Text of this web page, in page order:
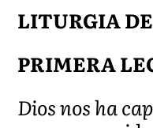
LITURGIA
PRIMERA
Dios nos ha